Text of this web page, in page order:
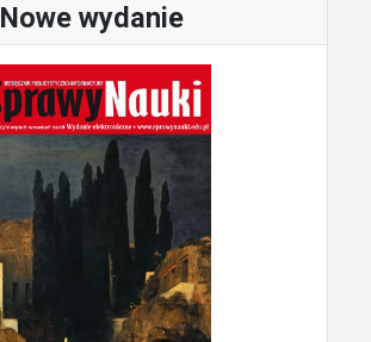
Nowe wydanie